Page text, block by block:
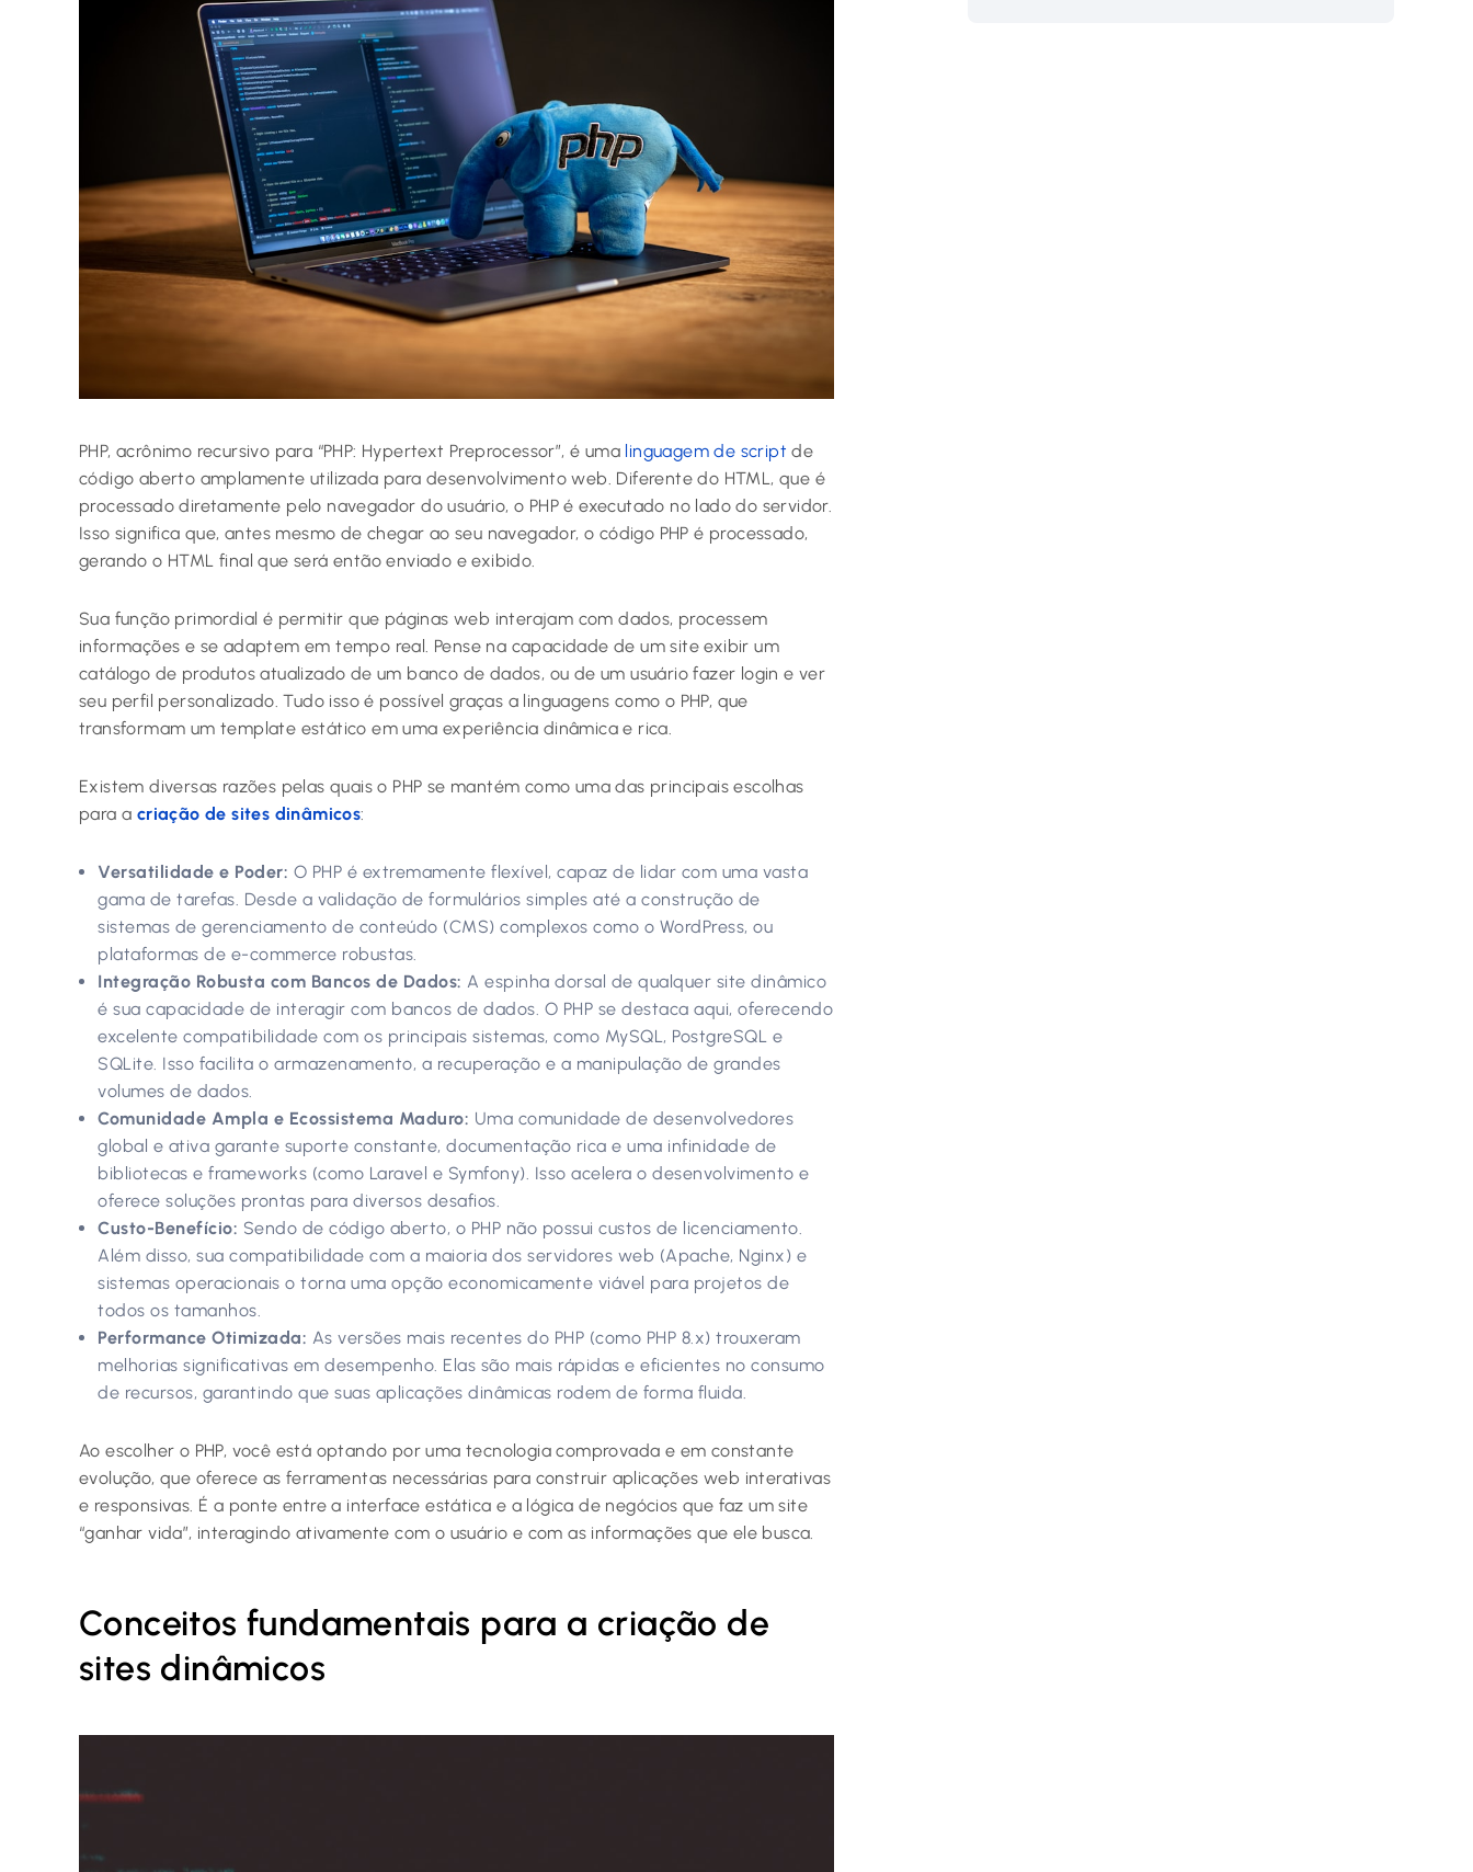
PHP, acrônimo recursivo para “PHP: Hypertext Preprocessor”, é uma linguagem de script de
código aberto amplamente utilizada para desenvolvimento web. Diferente do HTML, que é
processado diretamente pelo navegador do usuário, o PHP é executado no lado do servidor.
Isso significa que, antes mesmo de chegar ao seu navegador, o código PHP é processado,
gerando o HTML final que será então enviado e exibido.
Sua função primordial é permitir que páginas web interajam com dados, processem
informações e se adaptem em tempo real. Pense na capacidade de um site exibir um
catálogo de produtos atualizado de um banco de dados, ou de um usuário fazer login e ver
seu perfil personalizado. Tudo isso é possível graças a linguagens como o PHP, que
transformam um template estático em uma experiência dinâmica e rica.
Existem diversas razões pelas quais o PHP se mantém como uma das principais escolhas
para a criação de sites dinâmicos:
Versatilidade e Poder: O PHP é extremamente flexível, capaz de lidar com uma vasta
gama de tarefas. Desde a validação de formulários simples até a construção de
sistemas de gerenciamento de conteúdo (CMS) complexos como o WordPress, ou
plataformas de e-commerce robustas.
Integração Robusta com Bancos de Dados: A espinha dorsal de qualquer site dinâmico
é sua capacidade de interagir com bancos de dados. O PHP se destaca aqui, oferecendo
excelente compatibilidade com os principais sistemas, como MySQL, PostgreSQL e
SQLite. Isso facilita o armazenamento, a recuperação e a manipulação de grandes
volumes de dados.
Comunidade Ampla e Ecossistema Maduro: Uma comunidade de desenvolvedores
global e ativa garante suporte constante, documentação rica e uma infinidade de
bibliotecas e frameworks (como Laravel e Symfony). Isso acelera o desenvolvimento e
oferece soluções prontas para diversos desafios.
Custo-Benefício: Sendo de código aberto, o PHP não possui custos de licenciamento.
Além disso, sua compatibilidade com a maioria dos servidores web (Apache, Nginx) e
sistemas operacionais o torna uma opção economicamente viável para projetos de
todos os tamanhos.
Performance Otimizada: As versões mais recentes do PHP (como PHP 8.x) trouxeram
melhorias significativas em desempenho. Elas são mais rápidas e eficientes no consumo
de recursos, garantindo que suas aplicações dinâmicas rodem de forma fluida.
Ao escolher o PHP, você está optando por uma tecnologia comprovada e em constante
evolução, que oferece as ferramentas necessárias para construir aplicações web interativas
e responsivas. É a ponte entre a interface estática e a lógica de negócios que faz um site
“ganhar vida”, interagindo ativamente com o usuário e com as informações que ele busca.
Conceitos fundamentais para a criação de
sites dinâmicos